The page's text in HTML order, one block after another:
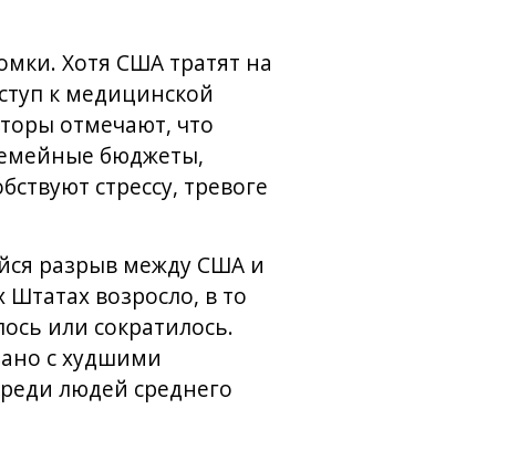
Хотя США тратят на
к медицинской
отмечают, что
бюджеты,
стрессу, тревоге
разрыв между США и
возросло, в то
или сократилось.
с худшими
людей среднего